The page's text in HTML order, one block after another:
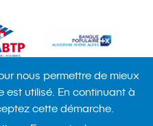
Contact
nous permettre de mieux
est utilisé. En continuant à
cette démarche.